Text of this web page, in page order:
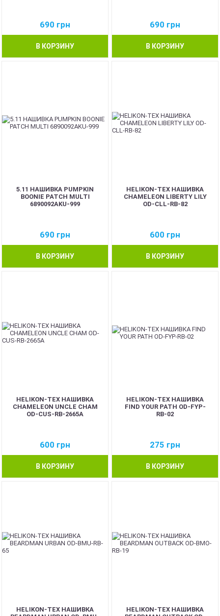
690 грн
В КОРЗИНУ
690 грн
В КОРЗИНУ
5.11 НАШИВКА PUMPKIN
BOONIE PATCH MULTI
6890092AKU-999
690 грн
В КОРЗИНУ
HELIKON-TEX НАШИВКА
CHAMELEON LIBERTY LILY
OD-CLL-RB-82
600 грн
В КОРЗИНУ
HELIKON-TEX НАШИВКА
CHAMELEON UNCLE CHAM
OD-CUS-RB-2665A
600 грн
В КОРЗИНУ
HELIKON-TEX НАШИВКА
FIND YOUR PATH OD-FYP-
RB-02
275 грн
В КОРЗИНУ
HELIKON-TEX НАШИВКА
HELIKON-TEX НАШИВКА